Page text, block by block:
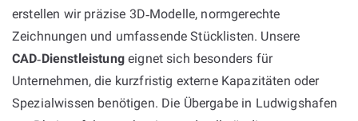
erstellen wir präzise 3D‑Modelle, normgerechte
Zeichnungen und umfassende Stücklisten. Unsere
CAD‑Dienstleistungeignet sich besonders für
Unternehmen, die kurzfristig externe Kapazitäten oder
Spezialwissen benötigen. Die Übergabe in Ludwigshafen